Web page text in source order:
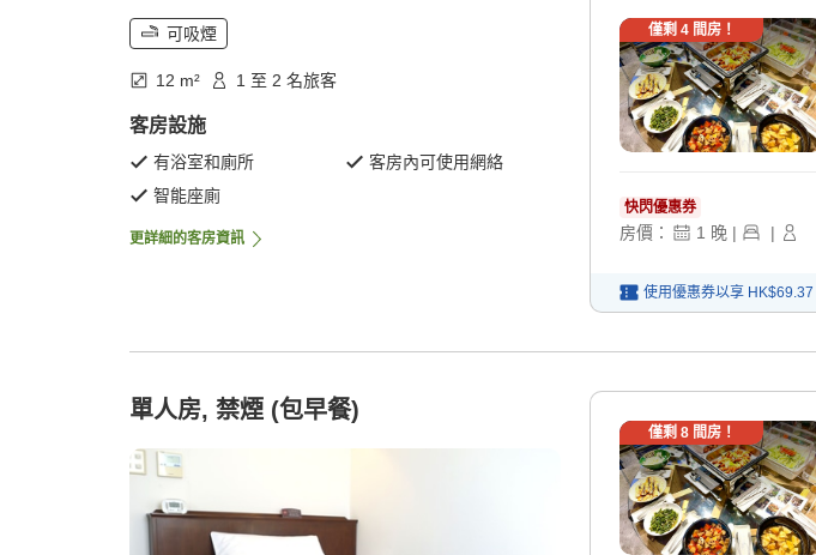
可吸煙
12 m² 1 至 2 名旅客
客房設施
有浴室和廁所
客房內可使用網絡
智能座廁
更詳細的客房資訊
僅剩 4間房！
快閃優惠券
房價： 1 晚 | |
使用優惠券以享 HK$69.37
單人房, 禁煙 (包早餐)
僅剩 8間房！